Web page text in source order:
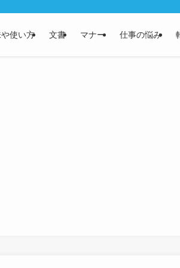
使い方 文書 マナー 仕事の悩み